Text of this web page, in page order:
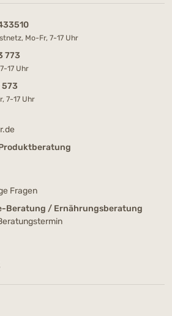
Mo-Fr, 7-17 Uhr
773
17 Uhr
573
7-17 Uhr
Fragen
Beratung / Ernährungsberatung